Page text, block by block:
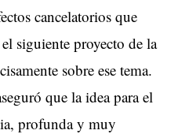
cancelatorios que
siguiente proyecto de la
sobre ese tema.
que la idea para el
profunda y muy